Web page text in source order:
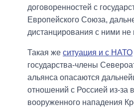
договоренностей с
Европейского Союза,
дистанцирования с ними не
Такая же ситуация и с НАТО
государства-члены
альянса опасаются
отношений с Россией из-за
вооруженного нападения